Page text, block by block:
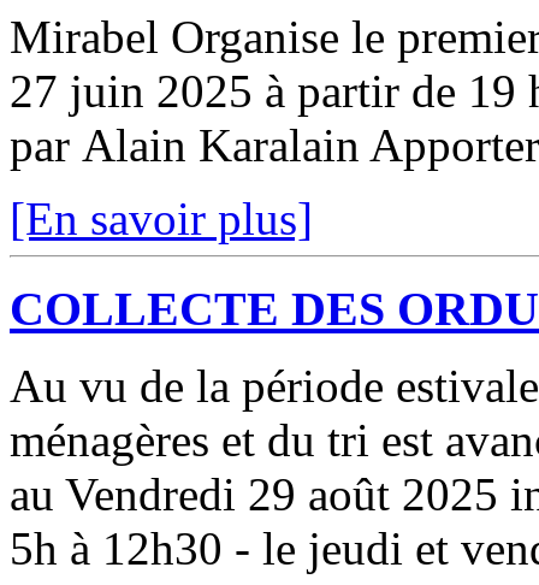
Mirabel Organise le
27 juin 2025 à partir de 19
par Alain Karalain
[En savoir plus]
COLLECTE DES
Au vu de la période
ménagères et du tri est
au Vendredi 29 août 2025
5h à 12h30 - le jeudi et